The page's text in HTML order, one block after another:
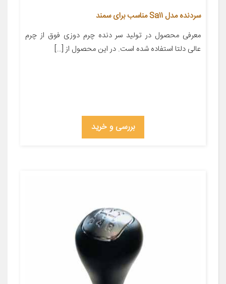
سردنده مدل Sa11 مناسب برای سمند
معرفی محصول در تولید سر دنده چرم دوزی فوق از چرم
عالی دلتا استفاده شده است. در این محصول از […]
بررسی و خرید